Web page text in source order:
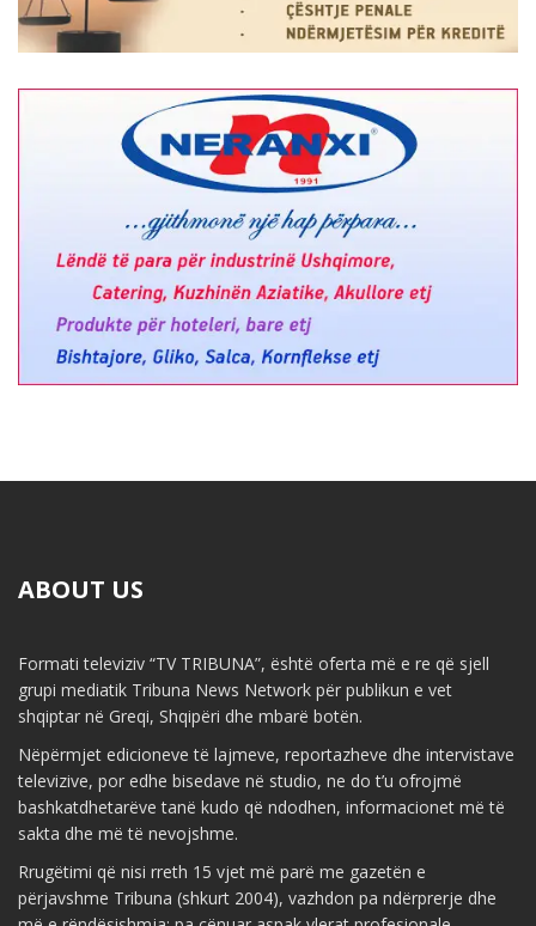
ABOUT US
Formati televiziv “TV TRIBUNA”, është oferta më e re që sjell
grupi mediatik Tribuna News Network për publikun e vet
shqiptar në Greqi, Shqipëri dhe mbarë botën.
Nëpërmjet edicioneve të lajmeve, reportazheve dhe intervistave
televizive, por edhe bisedave në studio, ne do t’u ofrojmë
bashkatdhetarëve tanë kudo që ndodhen, informacionet më të
sakta dhe më të nevojshme.
Rrugëtimi që nisi rreth 15 vjet më parë me gazetën e
përjavshme Tribuna (shkurt 2004), vazhdon pa ndërprerje dhe